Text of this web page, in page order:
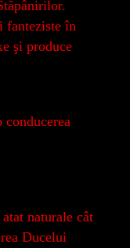
fanteziste în
şi produce
conducerea
naturale cât
Ducelui